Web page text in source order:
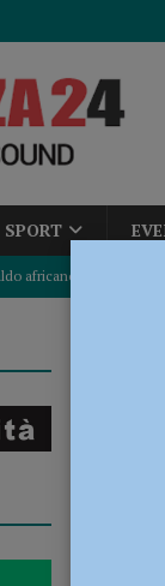
SPORT
abusivi e bivacchi
Murelli (Lega): “Le
strade, controlli a
il furto in un bar